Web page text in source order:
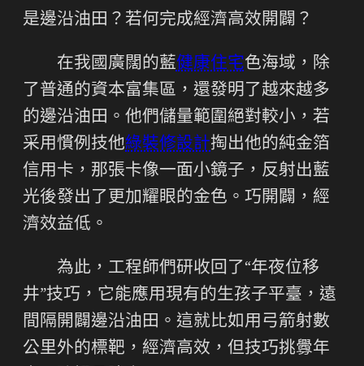
是邊沿油田？若何完成經濟高效開闢？
在我國廣闊的藍健康住宅色海域，除
了普通的資本富集區，還發明了越來越多
的邊沿油田。他們儲量範圍絕對較小，若
采用慣例技他綠裝修設計掏出他的純金箔
信用卡，那張卡像一面小鏡子，反射出藍
光後發出了更加耀眼的金色。巧開闢，經
濟效益低。
為此，工程師們研收回了“年夜位移
井”技巧，它能應用現有的生孩子平臺，遠
間隔開闢邊沿油田。這就比如用弓箭射數
公里外的標靶，經濟高效，但技巧挑釁年